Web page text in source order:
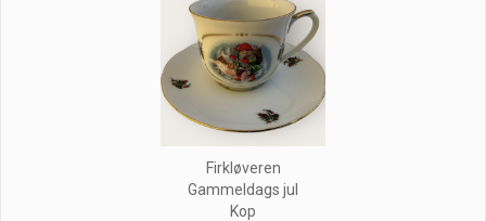
Firkløveren
Gammeldags jul
Kop